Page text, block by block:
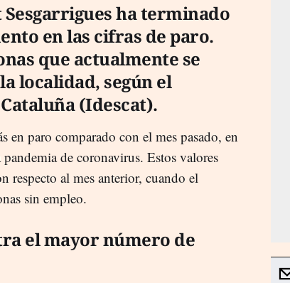
ha terminado
en las cifras de paro.
que actualmente se
localidad, según el
(Idescat).
en paro comparado con el mes pasado, en
de coronavirus. Estos valores
respecto al mes anterior, cuando el
sin empleo.
el mayor número de